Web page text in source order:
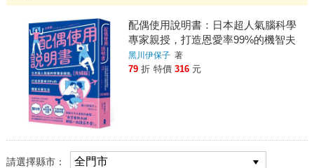
配偶使用說明書：日本超人氣腦科學
專家親授，打造恩愛率99%的機智夫
妻生活【夫婦腦】【暢銷紀念版】
黑川伊保子 著
79 折 特價 316 元
請選擇縣市：